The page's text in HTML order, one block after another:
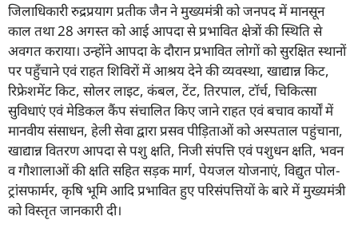
जिलाधिकारी रुद्रप्रयाग प्रतीक जैन ने मुख्यमंत्री को जनपद में मानसून
काल तथा 28 अगस्त को आई आपदा से प्रभावित क्षेत्रों की स्थिति से
अवगत कराया। उन्होंने आपदा के दौरान प्रभावित लोगों को सुरक्षित स्थानों
पर पहुँचाने एवं राहत शिविरों में आश्रय देने की व्यवस्था, खाद्यान्न किट,
रिफ्रेशमेंट किट, सोलर लाइट, कंबल, टेंट, तिरपाल, टॉर्च, चिकित्सा
सुविधाएं एवं मेडिकल कैंप संचालित किए जाने राहत एवं बचाव कार्यों में
मानवीय संसाधन, हेली सेवा द्वारा प्रसव पीड़िताओं को अस्पताल पहुंचाना,
खाद्यान्न वितरण आपदा से पशु क्षति, निजी संपत्ति एवं पशुधन क्षति, भवन
व गौशालाओं की क्षति सहित सड़क मार्ग, पेयजल योजनाएं, विद्युत पोल-
ट्रांसफार्मर, कृषि भूमि आदि प्रभावित हुए परिसंपत्तियों के बारे में मुख्यमंत्री
को विस्तृत जानकारी दी।